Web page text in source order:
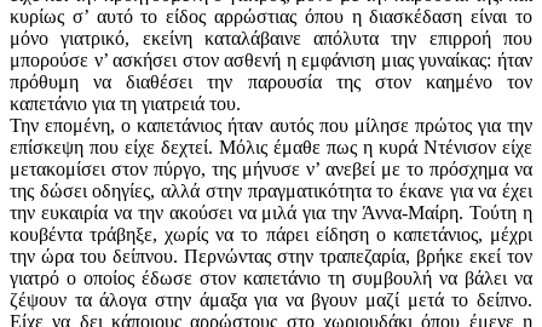
κυρίως σ’ αυτό το είδος αρρώστιας όπου η διασκέδαση είναι το
μόνο γιατρικό, εκείνη καταλάβαινε απόλυτα την επιρροή που
μπορούσε ν’ ασκήσει στον ασθενή η εμφάνιση μιας γυναίκας: ήταν
πρόθυμη να διαθέσει την παρουσία της στον καημένο τον
καπετάνιο για τη γιατρειά του.
Την επομένη, ο καπετάνιος ήταν αυτός που μίλησε πρώτος για την
επίσκεψη που είχε δεχτεί. Μόλις έμαθε πως η κυρά Ντένισον είχε
μετακομίσει στον πύργο, της μήνυσε ν’ ανεβεί με το πρόσχημα να
της δώσει οδηγίες, αλλά στην πραγματικότητα το έκανε για να έχει
την ευκαιρία να την ακούσει να μιλά για την Άννα-Μαίρη. Τούτη η
κουβέντα τράβηξε, χωρίς να το πάρει είδηση ο καπετάνιος, μέχρι
την ώρα του δείπνου. Περνώντας στην τραπεζαρία, βρήκε εκεί τον
γιατρό ο οποίος έδωσε στον καπετάνιο τη συμβουλή να βάλει να
ζέψουν τα άλογα στην άμαξα για να βγουν μαζί μετά το δείπνο.
Είχε να δει κάποιους αρρώστους στο χωριουδάκι όπου έμενε η